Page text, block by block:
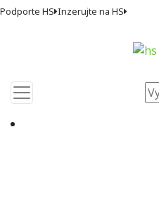
Podporte HS Inzerujte na HS